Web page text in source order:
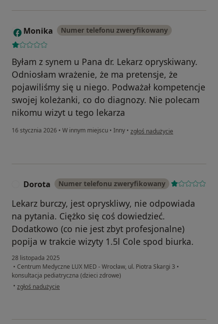
M Monika Numer telefonu zweryfikowany
Byłam z synem u Pana dr. Lekarz opryskiwany.
Odniosłam wrażenie, że ma pretensje, że
pojawiliśmy się u niego. Podważał kompetencje
swojej koleżanki, co do diagnozy. Nie polecam
nikomu wizyt u tego lekarza
16 stycznia 2026 • W innym miejscu • Inny • w opinii użytkownika Monika
zgłoś nadużycie
Dorota Numer telefonu zweryfikowany
Lekarz burczy, jest opryskliwy, nie odpowiada
na pytania. Ciężko się coś dowiedzieć.
Dodatkowo (co nie jest zbyt profesjonalne)
popija w trakcie wizyty 1.5l Cole spod biurka.
28 listopada 2025
• Centrum Medyczne LUX MED - Wrocław, ul. Piotra Skargi 3 •
konsultacja pediatryczna (dzieci zdrowe)
• w opinii użytkownika Dorota
zgłoś nadużycie